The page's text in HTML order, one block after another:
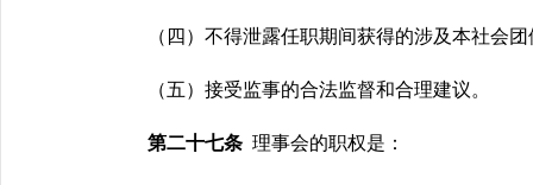
（四）不得泄露任职期间获得的涉及本社会
（五）接受监事的合法监督和合理建议。
第二十七条 理事会的职权是：